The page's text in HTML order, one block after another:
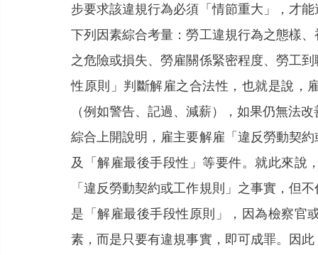
步要求該違規行為必須「情節重大」，才
下列因素綜合考量：勞工違規行為之態樣
之危險或損失、勞雇關係緊密程度、勞工
性原則」判斷解雇之合法性，也就是說，
（例如警告、記過、減薪），如果仍無法
綜合上開說明，雇主要解雇「違反勞動契
及「解雇最後手段性」等要件。就此來說
「違反勞動契約或工作規則」之事實，但
是「解雇最後手段性原則」，因為檢察官
素，而是只要有違規事實，即可成罪。因